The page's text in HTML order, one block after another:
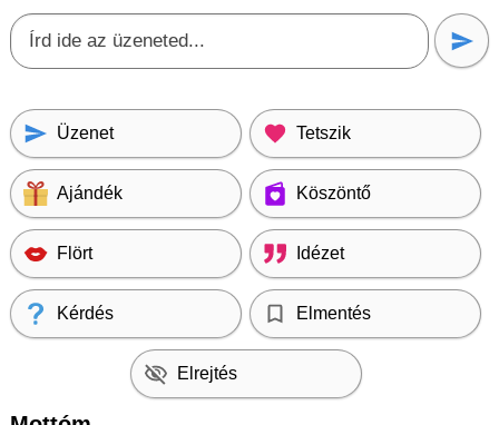
Üzenet Tetszik
Ajándék Köszöntő
Flört Idézet
Kérdés Elmentés
Elrejtés